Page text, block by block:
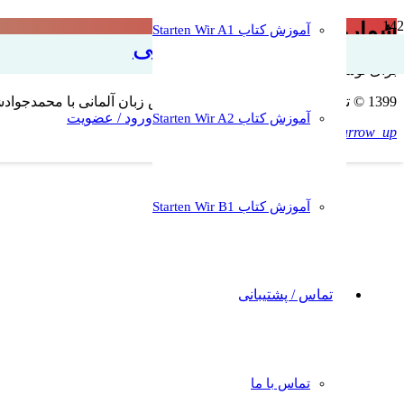
آموزش زبان آلمانی
آموزش کتاب Starten Wir A1
آموزش کتاب Starten Wir A2
آموزش کتاب Starten Wir B1
تماس / پشتیبانی
تماس با ما
ورود / عضویت
شماره ۱۰
1399 © تمامی حقوق برای وبسایت آموزش زبان آلمانی با محمدجوادشریعتی محفوظ است. کپی به هرشکل غیرمجاز و غیرقانونی است
keyboard_arrow_up